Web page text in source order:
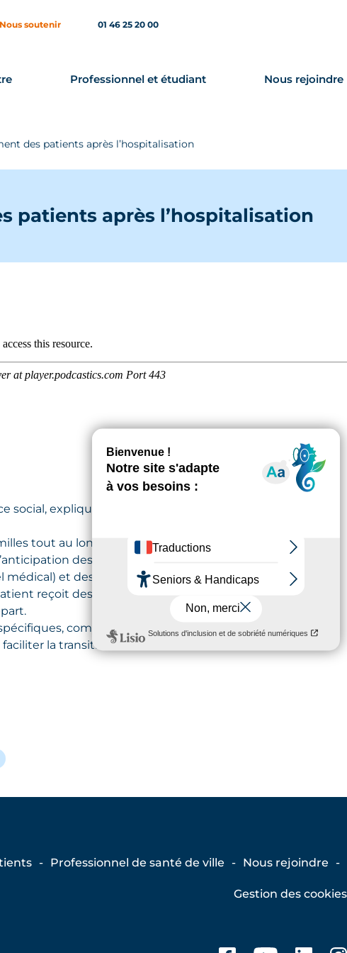
Nous soutenir 01 46 25 20 00
Professionnel et étudiant Nous rejoindre
des patients après l’hospitalisation
patients après l’hospitalisation
explique les services offerts aux
tout au long de l’hospitalisation,
des besoins, comme la
médical) et des aides pratiques
reçoit des documents importants
comme la garde d’animaux
la transition et assurer le bien-
Professionnel de santé de ville Nous rejoindre
Gestion des cookies